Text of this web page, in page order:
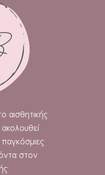
αισθητικής
στον